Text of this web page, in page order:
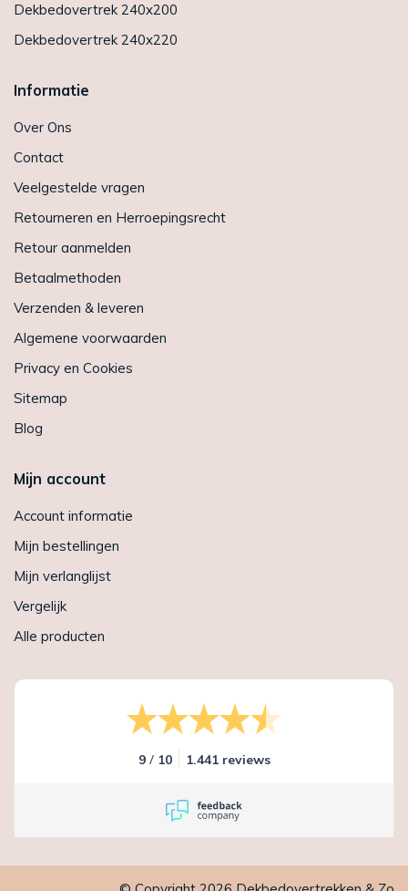
Dekbedovertrek 240x200
Dekbedovertrek 240x220
Informatie
Over Ons
Contact
Veelgestelde vragen
Retourneren en Herroepingsrecht
Retour aanmelden
Betaalmethoden
Verzenden & leveren
Algemene voorwaarden
Privacy en Cookies
Sitemap
Blog
Mijn account
Account informatie
Mijn bestellingen
Mijn verlanglijst
Vergelijk
Alle producten
9 / 10 1.441 reviews